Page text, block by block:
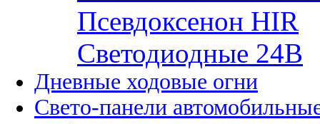
Псевдоксенон HIR
Cветодиодные 24B
Дневные ходовые огни
Свето-панели